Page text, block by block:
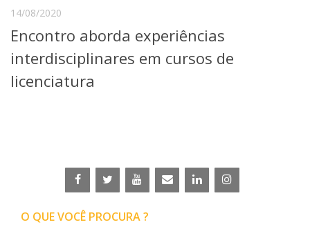
Núcleos e Comissões
Telefones e Mapas
Pessoas
Graduação
Linhas de Pesquisa
Centros, Núcleos e Projetos em Rede
Iniciação Científica
14/08/2020
Encontro aborda experiências
interdisciplinares em cursos de
licenciatura
O QUE VOCÊ PROCURA ?